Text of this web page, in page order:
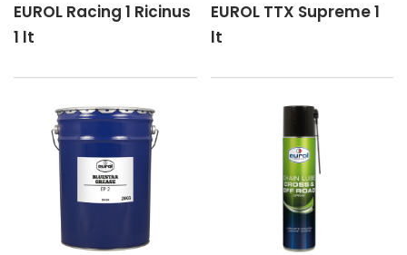
EUROL Racing 1 Ricinus
1 lt
EUROL TTX Supreme 1
lt